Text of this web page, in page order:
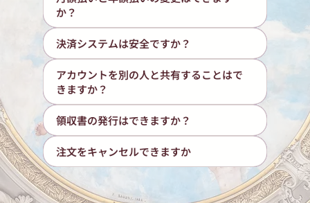
か？
決済システムは安全ですか？
アカウントを別の人と共有することはで
きますか？
領収書の発行はできますか？
注文をキャンセルできますか